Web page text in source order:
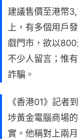
建議售價至港幣
上，有多個用戶
戲門市，欲以
不少人留言；惟
詐騙。
《香港01》記者
埗黃金電腦商場
實。他稱對上兩